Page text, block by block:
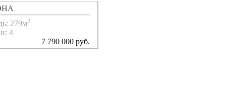
279м2
4
7 790 000 руб.